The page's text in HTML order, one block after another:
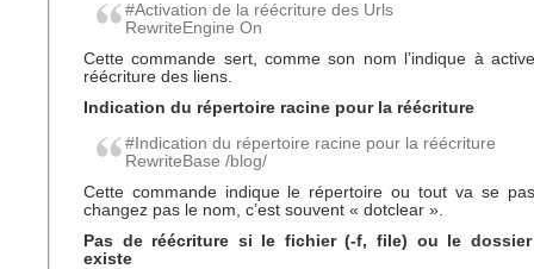
#Activation de la réécriture des Urls
RewriteEngine On
Cette commande sert, comme son nom l’indique à
réécriture des liens.
Indication du répertoire racine pour la réécriture
#Indication du répertoire racine pour la réécriture
RewriteBase /blog/
Cette commande indique le répertoire ou tout va se
changez pas le nom, c’est souvent « dotclear ».
Pas de réécriture si le fichier (-f, file) ou le
existe